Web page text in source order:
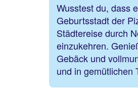
Wusstest du, dass
Geburtsstadt der
Städtereise durch
einzukehren.
Gebäck und
und in gemütlichen